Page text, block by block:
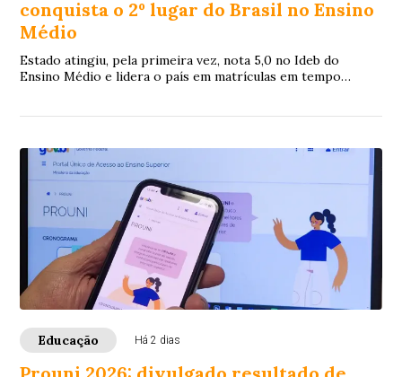
conquista o 2º lugar do Brasil no Ensino
Médio
Estado atingiu, pela primeira vez, nota 5,0 no Ideb do
Ensino Médio e lidera o país em matrículas em tempo
Educação Há 2 dias